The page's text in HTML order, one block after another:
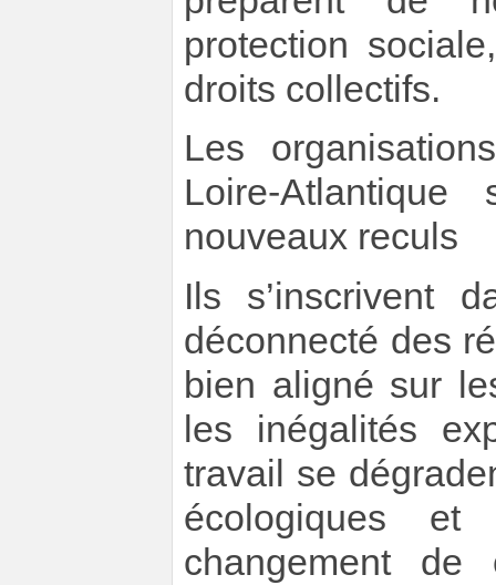
protection
droits collectifs.
Les
Loire-Atlantique
nouveaux reculs
Ils s’inscrivent
déconnecté des
bien aligné sur
les inégalités
travail se
écologiques et
changement de